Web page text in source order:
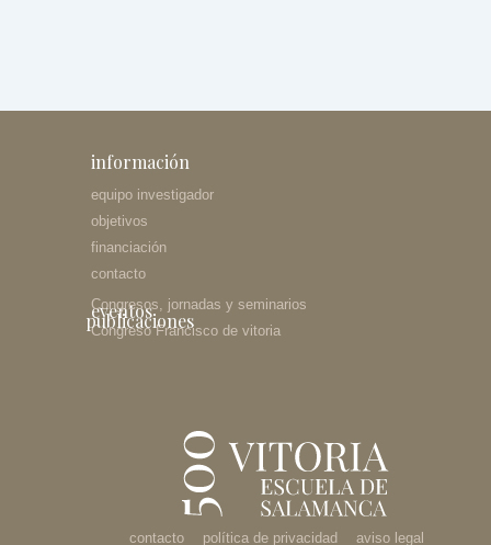
información
equipo investigador
objetivos
financiación
contacto
eventos
Congresos, jornadas y seminarios
Congreso Francisco de vitoria
publicaciones
contacto política de privacidad aviso legal